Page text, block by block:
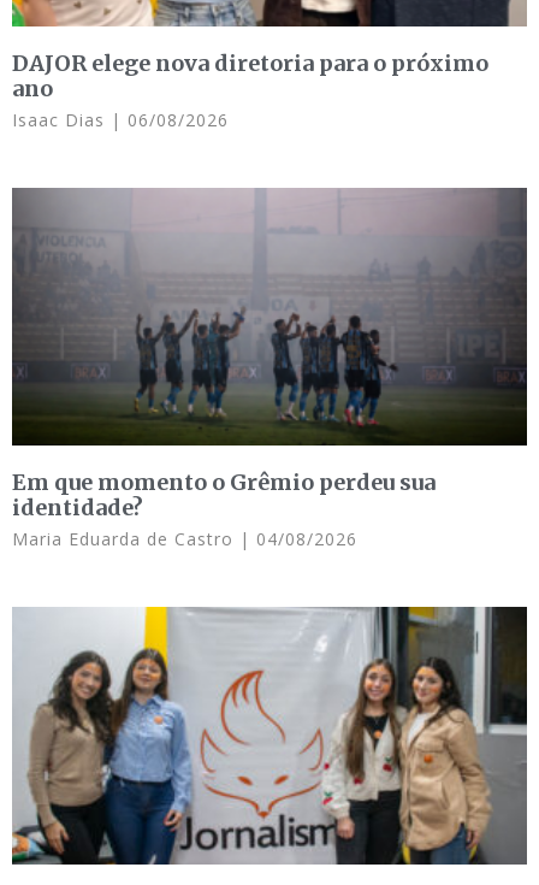
DAJOR elege nova diretoria para o próximo
ano
Isaac Dias 06/08/2026
Em que momento o Grêmio perdeu sua
identidade?
Maria Eduarda de Castro 04/08/2026